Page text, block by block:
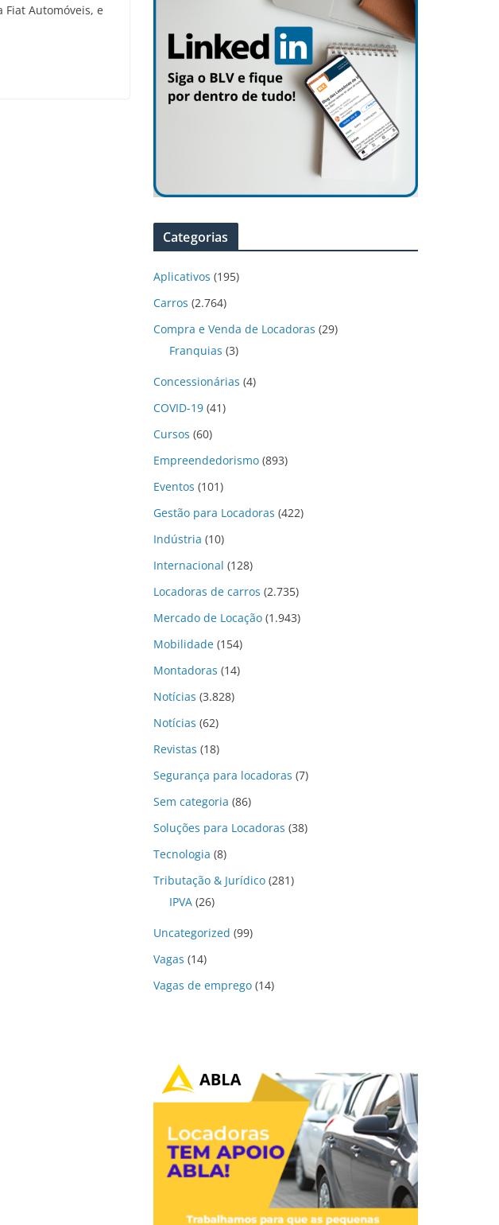
Fiat Automóveis, e
Categorias
Aplicativos (195)
Carros (2.764)
Compra e Venda de Locadoras (29)
Franquias (3)
Concessionárias (4)
COVID-19 (41)
Cursos (60)
Empreendedorismo (893)
Eventos (101)
Gestão para Locadoras (422)
Indústria (10)
Internacional (128)
Locadoras de carros (2.735)
Mercado de Locação (1.943)
Mobilidade (154)
Montadoras (14)
Notícias (3.828)
Notícias (62)
Revistas (18)
Segurança para locadoras (7)
Sem categoria (86)
Soluções para Locadoras (38)
Tecnologia (8)
Tributação & Jurídico (281)
IPVA (26)
Uncategorized (99)
Vagas (14)
Vagas de emprego (14)